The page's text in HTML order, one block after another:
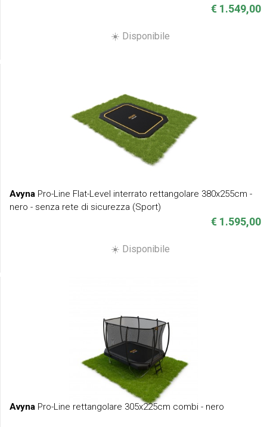
€ 1.549,00
☀️ Disponibile
Avyna Pro-Line Flat-Level interrato rettangolare 380x255cm -
nero - senza rete di sicurezza (Sport)
€ 1.595,00
☀️ Disponibile
Avyna Pro-Line rettangolare 305x225cm combi - nero